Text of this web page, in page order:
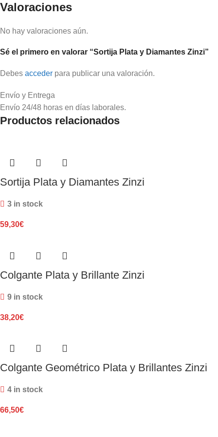
Valoraciones
No hay valoraciones aún.
Sé el primero en valorar “Sortija Plata y Diamantes Zinzi”
Debes acceder para publicar una valoración.
Envío y Entrega
Envío 24/48 horas en días laborales.
Productos relacionados
Sortija Plata y Diamantes Zinzi
3 in stock
59,30€
Colgante Plata y Brillante Zinzi
9 in stock
38,20€
Colgante Geométrico Plata y Brillantes Zinzi
4 in stock
66,50€